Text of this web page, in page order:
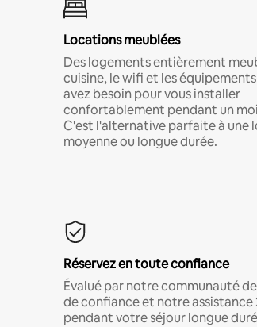
Locations meublées
Des logements entièrement
cuisine, le wifi et les
avez besoin pour vous installer
confortablement pendant un
C'est l'alternative parfaite à une
moyenne ou longue durée.
Réservez en toute confiance
Évalué par notre communauté
de confiance et notre assistance
pendant votre séjour longue